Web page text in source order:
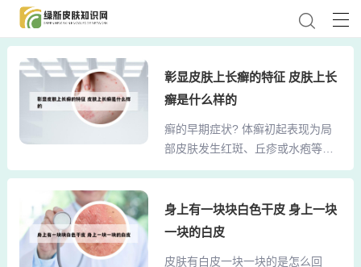
彰显皮肤上长癣的特征 皮肤上长
癣是什么样的
癣的早期症状? 体癣初起表现为局
部皮肤发生红斑、丘疹或水疱等损
害。水疱干涸后出现脱屑，并逐渐
自愈倾向而使皮损呈环状或多环
状，边缘隆起，界线清楚，形如铜
身上有一块块白色干皮 身上一块
一块的白皮
皮肤有白皮一块一块的是怎么回